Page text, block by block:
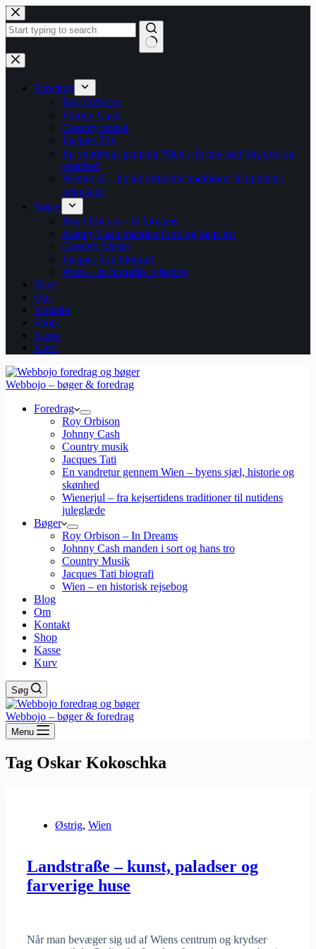
Fortsæt
til
indhold
Ingen
resultater
Foredrag
Roy Orbison
Johnny Cash
Country musik
Jacques Tati
En vandretur gennem Wien – byens sjæl, historie og
skønhed
Wienerjul – fra kejsertidens traditioner til nutidens
juleglæde
Bøger
Roy Orbison – In Dreams
Johnny Cash manden i sort og hans tro
Country Musik
Jacques Tati biografi
Wien – en historisk rejsebog
Blog
Om
Kontakt
Shop
Kasse
Kurv
Webbojo – bøger & foredrag
Foredrag
Roy Orbison
Johnny Cash
Country musik
Jacques Tati
En vandretur gennem Wien – byens sjæl, historie og
skønhed
Wienerjul – fra kejsertidens traditioner til nutidens
juleglæde
Bøger
Roy Orbison – In Dreams
Johnny Cash manden i sort og hans tro
Country Musik
Jacques Tati biografi
Wien – en historisk rejsebog
Blog
Om
Kontakt
Shop
Kasse
Kurv
Søg
Webbojo – bøger & foredrag
Menu
Tag Oskar Kokoschka
Østrig, Wien
Landstraße – kunst, paladser og
farverige huse
Når man bevæger sig ud af Wiens centrum og krydser